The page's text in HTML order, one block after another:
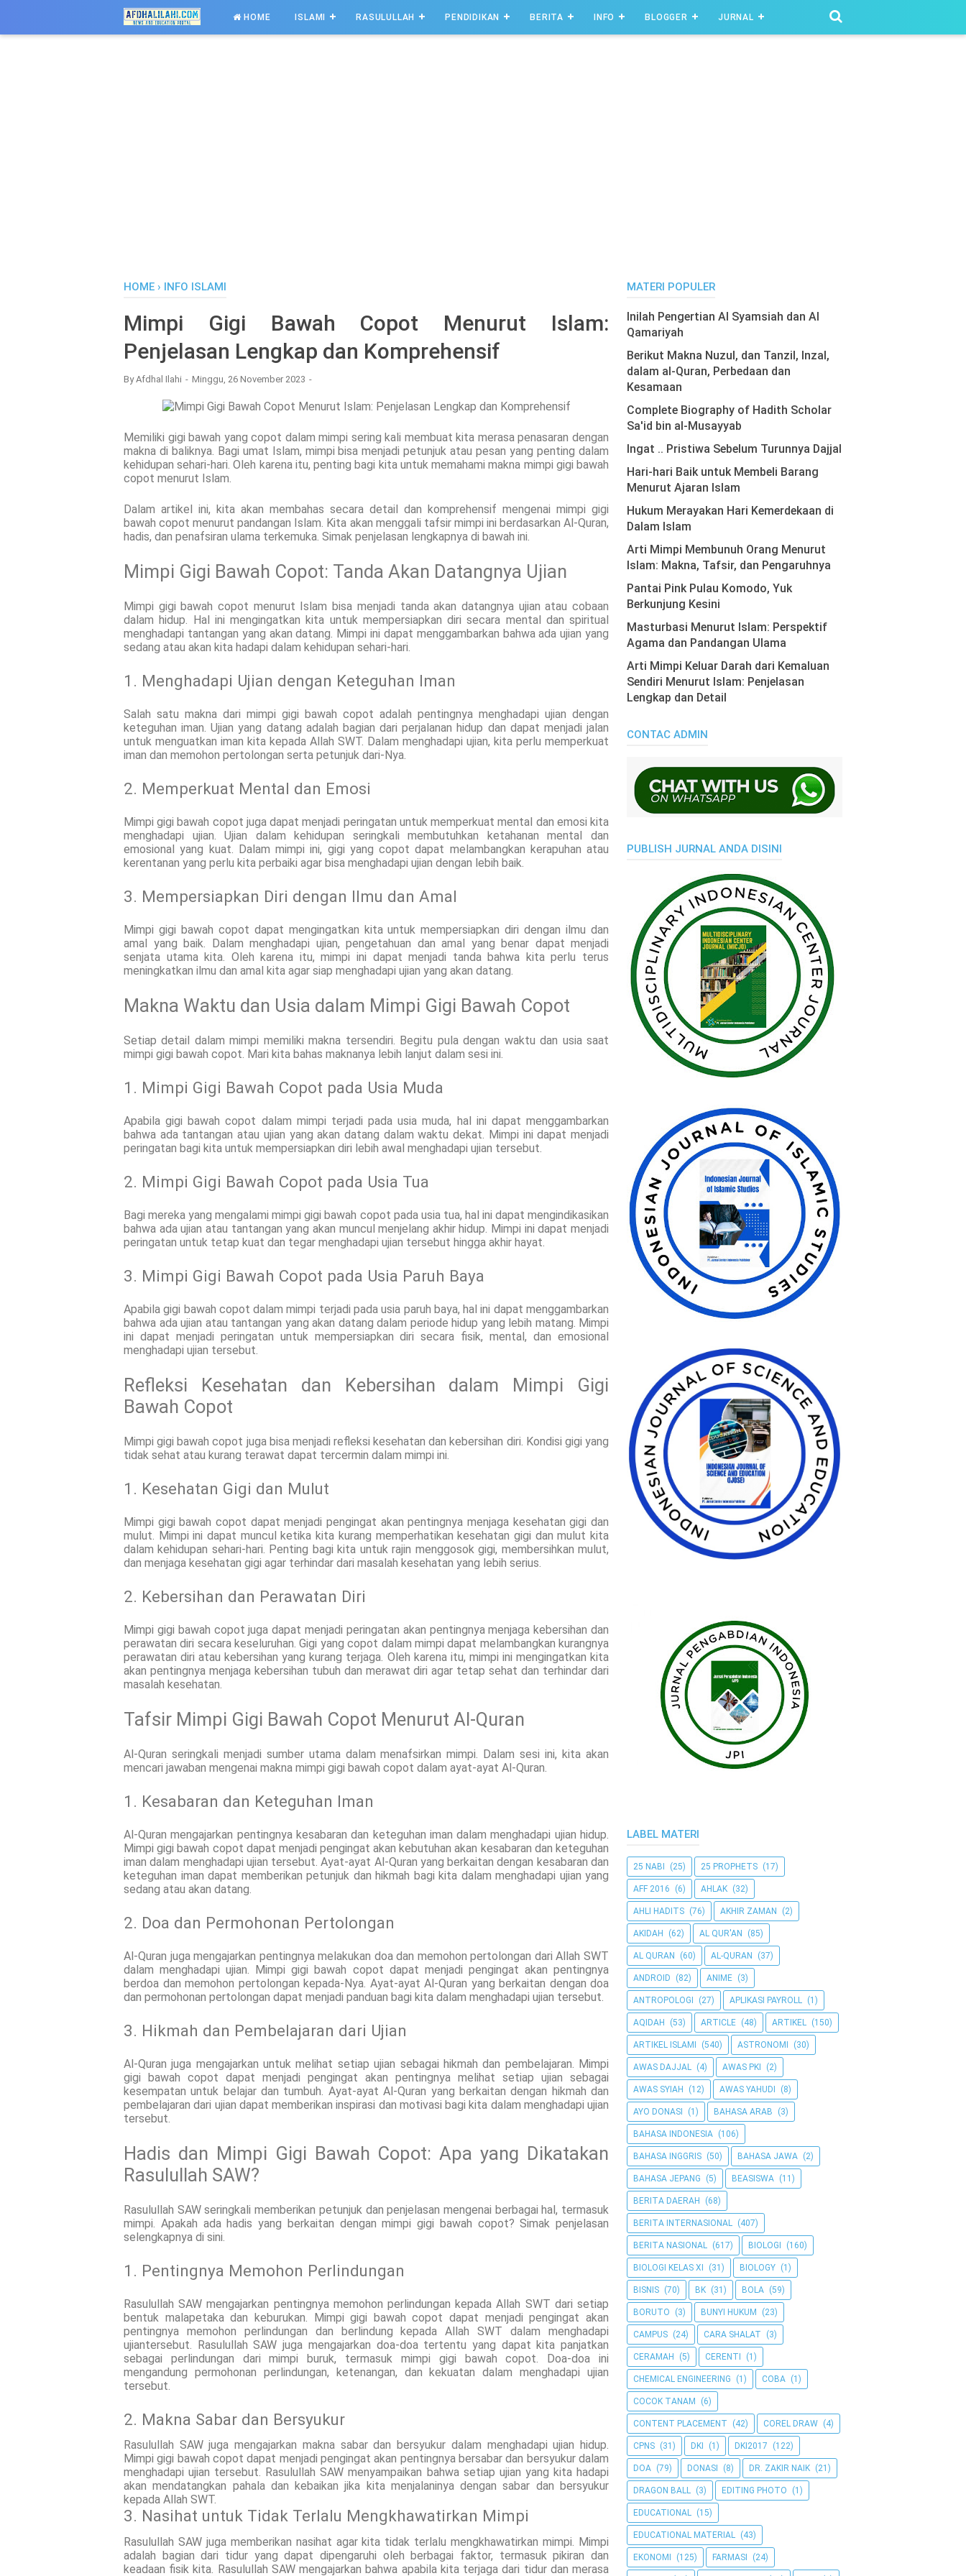
HOME ISLAMI RASULULLAH PENDIDIKAN BERITA INFO BLOGGER JURNAL
HOME › INFO ISLAMI
Mimpi Gigi Bawah Copot Menurut Islam:
Penjelasan Lengkap dan Komprehensif
ByAfdhal Ilahi Minggu, 26 November 2023
Memiliki gigi bawah yang copot dalam mimpi sering kali membuat kita merasa penasaran dengan
makna di baliknya. Bagi umat Islam, mimpi bisa menjadi petunjuk atau pesan yang penting dalam
kehidupan sehari-hari. Oleh karena itu, penting bagi kita untuk memahami makna mimpi gigi bawah
copot menurut Islam.
Dalam artikel ini, kita akan membahas secara detail dan komprehensif mengenai mimpi gigi
bawah copot menurut pandangan Islam. Kita akan menggali tafsir mimpi ini berdasarkan Al-Quran,
hadis, dan penafsiran ulama terkemuka. Simak penjelasan lengkapnya di bawah ini.
Mimpi Gigi Bawah Copot: Tanda Akan Datangnya Ujian
Mimpi gigi bawah copot menurut Islam bisa menjadi tanda akan datangnya ujian atau cobaan
dalam hidup. Hal ini mengingatkan kita untuk mempersiapkan diri secara mental dan spiritual
menghadapi tantangan yang akan datang. Mimpi ini dapat menggambarkan bahwa ada ujian yang
sedang atau akan kita hadapi dalam kehidupan sehari-hari.
1. Menghadapi Ujian dengan Keteguhan Iman
Salah satu makna dari mimpi gigi bawah copot adalah pentingnya menghadapi ujian dengan
keteguhan iman. Ujian yang datang adalah bagian dari perjalanan hidup dan dapat menjadi jalan
untuk menguatkan iman kita kepada Allah SWT. Dalam menghadapi ujian, kita perlu memperkuat
iman dan memohon pertolongan serta petunjuk dari-Nya.
2. Memperkuat Mental dan Emosi
Mimpi gigi bawah copot juga dapat menjadi peringatan untuk memperkuat mental dan emosi kita
menghadapi ujian. Ujian dalam kehidupan seringkali membutuhkan ketahanan mental dan
emosional yang kuat. Dalam mimpi ini, gigi yang copot dapat melambangkan kerapuhan atau
kerentanan yang perlu kita perbaiki agar bisa menghadapi ujian dengan lebih baik.
3. Mempersiapkan Diri dengan Ilmu dan Amal
Mimpi gigi bawah copot dapat mengingatkan kita untuk mempersiapkan diri dengan ilmu dan
amal yang baik. Dalam menghadapi ujian, pengetahuan dan amal yang benar dapat menjadi
senjata utama kita. Oleh karena itu, mimpi ini dapat menjadi tanda bahwa kita perlu terus
meningkatkan ilmu dan amal kita agar siap menghadapi ujian yang akan datang.
Makna Waktu dan Usia dalam Mimpi Gigi Bawah Copot
Setiap detail dalam mimpi memiliki makna tersendiri. Begitu pula dengan waktu dan usia saat
mimpi gigi bawah copot. Mari kita bahas maknanya lebih lanjut dalam sesi ini.
1. Mimpi Gigi Bawah Copot pada Usia Muda
Apabila gigi bawah copot dalam mimpi terjadi pada usia muda, hal ini dapat menggambarkan
bahwa ada tantangan atau ujian yang akan datang dalam waktu dekat. Mimpi ini dapat menjadi
peringatan bagi kita untuk mempersiapkan diri lebih awal menghadapi ujian tersebut.
2. Mimpi Gigi Bawah Copot pada Usia Tua
Bagi mereka yang mengalami mimpi gigi bawah copot pada usia tua, hal ini dapat mengindikasikan
bahwa ada ujian atau tantangan yang akan muncul menjelang akhir hidup. Mimpi ini dapat menjadi
peringatan untuk tetap kuat dan tegar menghadapi ujian tersebut hingga akhir hayat.
3. Mimpi Gigi Bawah Copot pada Usia Paruh Baya
Apabila gigi bawah copot dalam mimpi terjadi pada usia paruh baya, hal ini dapat menggambarkan
bahwa ada ujian atau tantangan yang akan datang dalam periode hidup yang lebih matang. Mimpi
ini dapat menjadi peringatan untuk mempersiapkan diri secara fisik, mental, dan emosional
menghadapi ujian tersebut.
Refleksi Kesehatan dan Kebersihan dalam Mimpi Gigi
Bawah Copot
Mimpi gigi bawah copot juga bisa menjadi refleksi kesehatan dan kebersihan diri. Kondisi gigi yang
tidak sehat atau kurang terawat dapat tercermin dalam mimpi ini.
1. Kesehatan Gigi dan Mulut
Mimpi gigi bawah copot dapat menjadi pengingat akan pentingnya menjaga kesehatan gigi dan
mulut. Mimpi ini dapat muncul ketika kita kurang memperhatikan kesehatan gigi dan mulut kita
dalam kehidupan sehari-hari. Penting bagi kita untuk rajin menggosok gigi, membersihkan mulut,
dan menjaga kesehatan gigi agar terhindar dari masalah kesehatan yang lebih serius.
2. Kebersihan dan Perawatan Diri
Mimpi gigi bawah copot juga dapat menjadi peringatan akan pentingnya menjaga kebersihan dan
perawatan diri secara keseluruhan. Gigi yang copot dalam mimpi dapat melambangkan kurangnya
perawatan diri atau kebersihan yang kurang terjaga. Oleh karena itu, mimpi ini mengingatkan kita
akan pentingnya menjaga kebersihan tubuh dan merawat diri agar tetap sehat dan terhindar dari
masalah kesehatan.
Tafsir Mimpi Gigi Bawah Copot Menurut Al-Quran
Al-Quran seringkali menjadi sumber utama dalam menafsirkan mimpi. Dalam sesi ini, kita akan
mencari jawaban mengenai makna mimpi gigi bawah copot dalam ayat-ayat Al-Quran.
1. Kesabaran dan Keteguhan Iman
Al-Quran mengajarkan pentingnya kesabaran dan keteguhan iman dalam menghadapi ujian hidup.
Mimpi gigi bawah copot dapat menjadi pengingat akan kebutuhan akan kesabaran dan keteguhan
iman dalam menghadapi ujian tersebut. Ayat-ayat Al-Quran yang berkaitan dengan kesabaran dan
keteguhan iman dapat memberikan petunjuk dan hikmah bagi kita dalam menghadapi ujian yang
sedang atau akan datang.
2. Doa dan Permohonan Pertolongan
Al-Quran juga mengajarkan pentingnya melakukan doa dan memohon pertolongan dari Allah SWT
dalam menghadapi ujian. Mimpi gigi bawah copot dapat menjadi pengingat akan pentingnya
berdoa dan memohon pertolongan kepada-Nya. Ayat-ayat Al-Quran yang berkaitan dengan doa
dan permohonan pertolongan dapat menjadi panduan bagi kita dalam menghadapi ujian tersebut.
3. Hikmah dan Pembelajaran dari Ujian
Al-Quran juga mengajarkan untuk melihat setiap ujian sebagai hikmah dan pembelajaran. Mimpi
gigi bawah copot dapat menjadi pengingat akan pentingnya melihat setiap ujian sebagai
kesempatan untuk belajar dan tumbuh. Ayat-ayat Al-Quran yang berkaitan dengan hikmah dan
pembelajaran dari ujian dapat memberikan inspirasi dan motivasi bagi kita dalam menghadapi ujian
tersebut.
Hadis dan Mimpi Gigi Bawah Copot: Apa yang Dikatakan
Rasulullah SAW?
Rasulullah SAW seringkali memberikan petunjuk dan penjelasan mengenai berbagai hal, termasuk
mimpi. Apakah ada hadis yang berkaitan dengan mimpi gigi bawah copot? Simak penjelasan
selengkapnya di sini.
1. Pentingnya Memohon Perlindungan
Rasulullah SAW mengajarkan pentingnya memohon perlindungan kepada Allah SWT dari setiap
bentuk malapetaka dan keburukan. Mimpi gigi bawah copot dapat menjadi pengingat akan
pentingnya memohon perlindungan dan berlindung kepada Allah SWT dalam menghadapi
ujiantersebut. Rasulullah SAW juga mengajarkan doa-doa tertentu yang dapat kita panjatkan
sebagai perlindungan dari mimpi buruk, termasuk mimpi gigi bawah copot. Doa-doa ini
mengandung permohonan perlindungan, ketenangan, dan kekuatan dalam menghadapi ujian
tersebut.
2. Makna Sabar dan Bersyukur
Rasulullah SAW juga mengajarkan makna sabar dan bersyukur dalam menghadapi ujian hidup.
Mimpi gigi bawah copot dapat menjadi pengingat akan pentingnya bersabar dan bersyukur dalam
menghadapi ujian tersebut. Rasulullah SAW menyampaikan bahwa setiap ujian yang kita hadapi
akan mendatangkan pahala dan kebaikan jika kita menjalaninya dengan sabar dan bersyukur
kepada Allah SWT.
3. Nasihat untuk Tidak Terlalu Mengkhawatirkan Mimpi
Rasulullah SAW juga memberikan nasihat agar kita tidak terlalu mengkhawatirkan mimpi. Mimpi
adalah bagian dari tidur yang dapat dipengaruhi oleh berbagai faktor, termasuk pikiran dan
keadaan fisik kita. Rasulullah SAW mengajarkan bahwa apabila kita terjaga dari tidur dan merasa
MATERI POPULER
Inilah Pengertian Al Syamsiah dan Al
Qamariyah
Berikut Makna Nuzul, dan Tanzil, Inzal,
dalam al-Quran, Perbedaan dan
Kesamaan
Complete Biography of Hadith Scholar
Sa'id bin al-Musayyab
Ingat .. Pristiwa Sebelum Turunnya Dajjal
Hari-hari Baik untuk Membeli Barang
Menurut Ajaran Islam
Hukum Merayakan Hari Kemerdekaan di
Dalam Islam
Arti Mimpi Membunuh Orang Menurut
Islam: Makna, Tafsir, dan Pengaruhnya
Pantai Pink Pulau Komodo, Yuk
Berkunjung Kesini
Masturbasi Menurut Islam: Perspektif
Agama dan Pandangan Ulama
Arti Mimpi Keluar Darah dari Kemaluan
Sendiri Menurut Islam: Penjelasan
Lengkap dan Detail
CONTAC ADMIN
PUBLISH JURNAL ANDA DISINI
LABEL MATERI
25 NABI (25) 25 PROPHETS (17)
AFF 2016 (6) AHLAK (32)
AHLI HADITS (76) AKHIR ZAMAN (2)
AKIDAH (62) AL QUR'AN (85)
AL QURAN (60) AL-QURAN (37)
ANDROID (82) ANIME (3)
ANTROPOLOGI (27) APLIKASI PAYROLL (1)
AQIDAH (53) ARTICLE (48) ARTIKEL (150)
ARTIKEL ISLAMI (540) ASTRONOMI (30)
AWAS DAJJAL (4) AWAS PKI (2)
AWAS SYIAH (12) AWAS YAHUDI (8)
AYO DONASI (1) BAHASA ARAB (3)
BAHASA INDONESIA (106)
BAHASA INGGRIS (50) BAHASA JAWA (2)
BAHASA JEPANG (5) BEASISWA (11)
BERITA DAERAH (68)
BERITA INTERNASIONAL (407)
BERITA NASIONAL (617) BIOLOGI (160)
BIOLOGI KELAS XI (31) BIOLOGY (1)
BISNIS (70) BK (31) BOLA (59)
BORUTO (3) BUNYI HUKUM (23)
CAMPUS (24) CARA SHALAT (3)
CERAMAH (5) CERENTI (1)
CHEMICAL ENGINEERING (1) COBA (1)
COCOK TANAM (6)
CONTENT PLACEMENT (42) COREL DRAW (4)
CPNS (31) DKI (1) DKI2017 (122)
DOA (79) DONASI (8) DR. ZAKIR NAIK (21)
DRAGON BALL (3) EDITING PHOTO (1)
EDUCATIONAL (15)
EDUCATIONAL MATERIAL (43)
EKONOMI (125) FARMASI (24)